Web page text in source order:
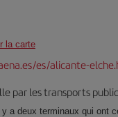
la carte
es/alicante-
par les transports
y a deux terminaux qui ont